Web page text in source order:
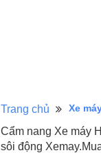
Trang chủ Xe
Cẩm nang Xe máy
sôi động